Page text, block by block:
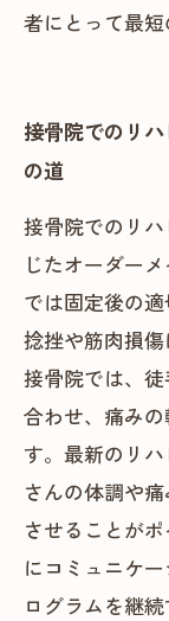
者にとって最短
接骨院でのリ
の道
接骨院でのリ
じたオーダー
では固定後の
捻挫や筋肉損傷
接骨院では、
合わせ、痛み
す。最新のリ
さんの体調や
させることが
にコミュニケ
ログラムを継